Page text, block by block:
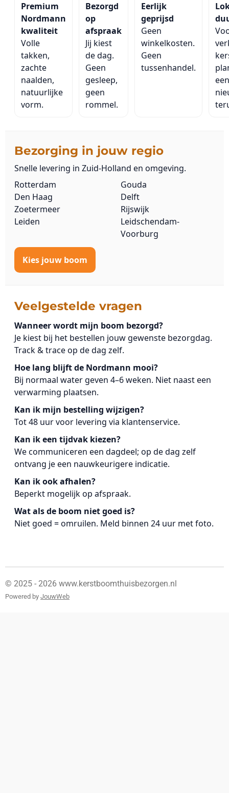
Premium
Nordmann
kwaliteit
Volle
takken,
zachte
naalden,
natuurlijke
vorm.
Bezorgd
op
afspraak
Jij kiest
de dag.
Geen
gesleep,
geen
rommel.
Eerlijk
geprijsd
Geen
winkelkosten.
Geen
tussenhandel.
een
Bezorging in jouw regio
Snelle levering in Zuid-Holland en omgeving.
Rotterdam
Den Haag
Zoetermeer
Leiden
Gouda
Delft
Rijswijk
Leidschendam-
Voorburg
Kies jouw boom
Veelgestelde vragen
Wanneer wordt mijn boom bezorgd?
Je kiest bij het bestellen jouw gewenste bezorgdag.
Track & trace op de dag zelf.
Hoe lang blijft de Nordmann mooi?
Bij normaal water geven 4–6 weken. Niet naast een
verwarming plaatsen.
Kan ik mijn bestelling wijzigen?
Tot 48 uur voor levering via klantenservice.
Kan ik een tijdvak kiezen?
We communiceren een dagdeel; op de dag zelf
ontvang je een nauwkeurigere indicatie.
Kan ik ook afhalen?
Beperkt mogelijk op afspraak.
Wat als de boom niet goed is?
Niet goed = omruilen. Meld binnen 24 uur met foto.
© 2025 - 2026 www.kerstboomthuisbezorgen.nl
Powered by JouwWeb